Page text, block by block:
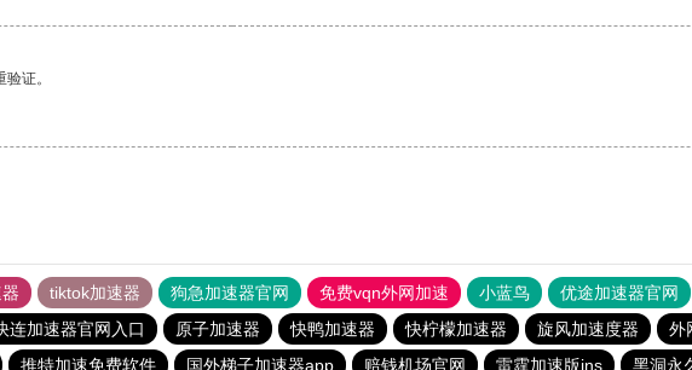
证。
tiktok加速器 狗急加速器官网 免费vqn外网加速 小蓝鸟 优途加速器官网
连加速器官网入口 原子加速器 快鸭加速器 快柠檬加速器 旋风加速度器 外
推特加速免费软件 国外梯子加速器app 赔钱机场官网 雷霆加速版ins 黑洞永